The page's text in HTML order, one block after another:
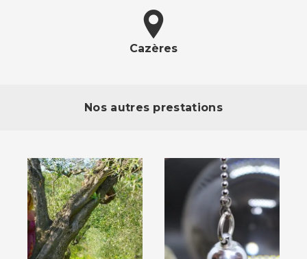
Cazères
Nos autres prestations